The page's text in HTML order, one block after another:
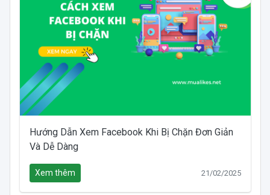
Hướng Dẫn Xem Facebook Khi Bị Chặn Đơn Giản
Và Dễ Dàng
Xem thêm 21/02/2025